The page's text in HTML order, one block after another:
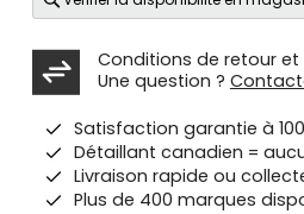
Conditions de retour
Une question ?
Satisfaction garantie à
Détaillant canadien =
Livraison rapide ou
Plus de 400 marques